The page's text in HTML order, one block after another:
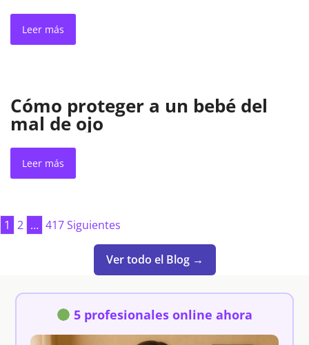
señales
Leer más
Cómo proteger a un bebé del
mal de ojo
Leer más
Paginación
1 2 … 417Siguientes
Ver todo el Blog →
5 profesionales online ahora